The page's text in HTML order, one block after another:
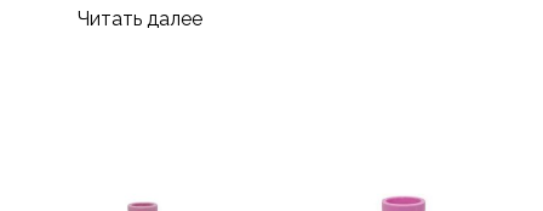
Читать далее